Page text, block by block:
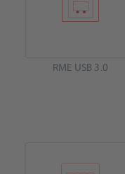
RME USB 3.0